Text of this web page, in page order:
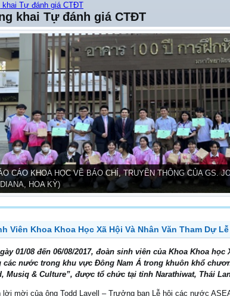
khai Tự đánh giá CTĐT
khai Tự đánh giá CTĐT
CÁO KHOA HỌC VỀ BÁO CHÍ, TRUYỀN THÔNG CỦA GS.
HOA KỲ)
Viên Khoa Khoa Học Xã Hội Và Nhân Văn Tham Dự
01/08 đến 06/08/2017, đoàn sinh viên của Khoa Khoa
các nước trong khu vực Đông Nam Á trong khuôn khổ
Musiq & Culture”, được tổ chức tại tỉnh Narathiwat, Thái
lời mời của ông Todd Lavell – Trưởng ban Lễ hội các nước